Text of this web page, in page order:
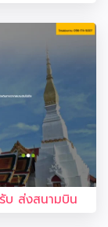
บ ส่งสนามบิน